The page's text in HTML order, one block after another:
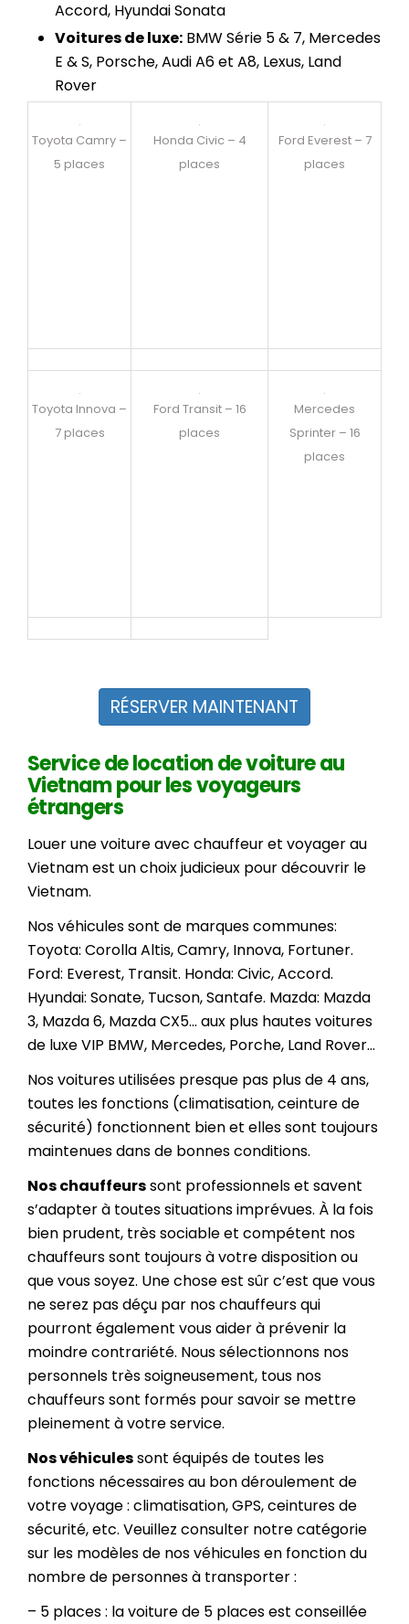
Accord, Hyundai Sonata
Voitures de luxe: BMW Série 5 & 7, Mercedes
E & S, Porsche, Audi A6 et A8, Lexus, Land
Rover
Toyota Camry –
5 places
Honda Civic – 4
places
Ford Everest – 7
places
Toyota Innova –
7 places
Ford Transit – 16
places
Mercedes
Sprinter – 16
places
RÉSERVER MAINTENANT
Service de location de voiture au
Vietnam pour les voyageurs
étrangers
Louer une voiture avec chauffeur et voyager au
Vietnam est un choix judicieux pour découvrir le
Vietnam.
Nos véhicules sont de marques communes:
Toyota: Corolla Altis, Camry, Innova, Fortuner.
Ford: Everest, Transit. Honda: Civic, Accord.
Hyundai: Sonate, Tucson, Santafe. Mazda: Mazda
3, Mazda 6, Mazda CX5… aux plus hautes voitures
de luxe VIP BMW, Mercedes, Porche, Land Rover…
Nos voitures utilisées presque pas plus de 4 ans,
toutes les fonctions (climatisation, ceinture de
sécurité) fonctionnent bien et elles sont toujours
maintenues dans de bonnes conditions.
Nos chauffeurssont professionnels et savent
s’adapter à toutes situations imprévues. À la fois
bien prudent, très sociable et compétent nos
chauffeurs sont toujours à votre disposition ou
que vous soyez. Une chose est sûr c’est que vous
ne serez pas déçu par nos chauffeurs qui
pourront également vous aider à prévenir la
moindre contrariété. Nous sélectionnons nos
personnels très soigneusement, tous nos
chauffeurs sont formés pour savoir se mettre
pleinement à votre service.
Nos véhiculessont équipés de toutes les
fonctions nécessaires au bon déroulement de
votre voyage : climatisation, GPS, ceintures de
sécurité, etc. Veuillez consulter notre catégorie
sur les modèles de nos véhicules en fonction du
nombre de personnes à transporter :
– 5 places : la voiture de 5 places est conseillée